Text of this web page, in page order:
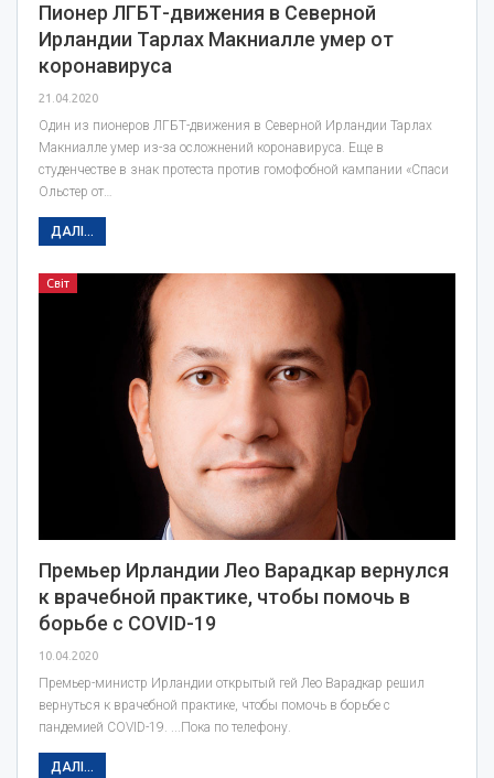
Пионер ЛГБТ-движения в Северной
Ирландии Тарлах Макниалле умер от
коронавируса
21.04.2020
Один из пионеров ЛГБТ-движения в Северной Ирландии Тарлах
Макниалле умер из-за осложнений коронавируса. Еще в
студенчестве в знак протеста против гомофобной кампании «Спаси
Ольстер от…
ДАЛІ...
Світ
Премьер Ирландии Лео Варадкар вернулся
к врачебной практике, чтобы помочь в
борьбе с COVID-19
10.04.2020
Премьер-министр Ирландии открытый гей Лео Варадкар решил
вернуться к врачебной практике, чтобы помочь в борьбе с
пандемией COVID-19. ...Пока по телефону.
ДАЛІ...